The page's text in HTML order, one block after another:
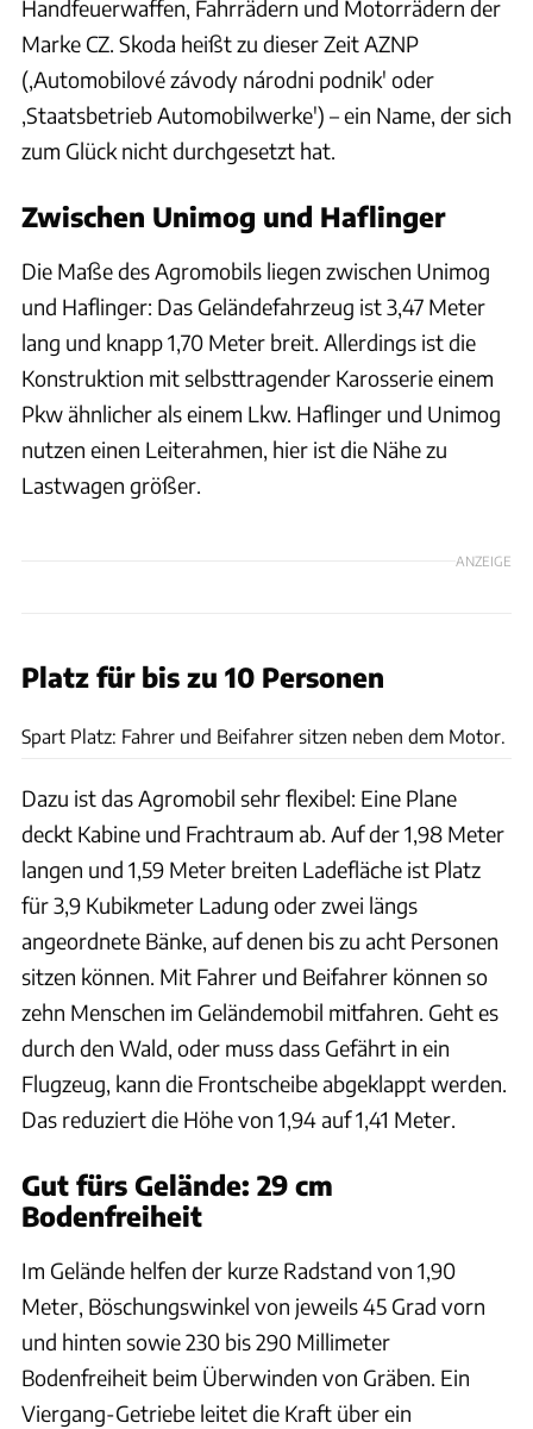
Handfeuerwaffen, Fahrrädern und Motorrädern der
Marke CZ. Skoda heißt zu dieser Zeit AZNP
(,Automobilové závody národni podnik' oder
,Staatsbetrieb Automobilwerke') – ein Name, der sich
zum Glück nicht durchgesetzt hat.
Zwischen Unimog und Haflinger
Die Maße des Agromobils liegen zwischen Unimog
und Haflinger: Das Geländefahrzeug ist 3,47 Meter
lang und knapp 1,70 Meter breit. Allerdings ist die
Konstruktion mit selbsttragender Karosserie einem
Pkw ähnlicher als einem Lkw. Haflinger und Unimog
nutzen einen Leiterahmen, hier ist die Nähe zu
Lastwagen größer.
ANZEIGE
Platz für bis zu 10 Personen
Spart Platz: Fahrer und Beifahrer sitzen neben dem Motor.
Dazu ist das Agromobil sehr flexibel: Eine Plane
deckt Kabine und Frachtraum ab. Auf der 1,98 Meter
langen und 1,59 Meter breiten Ladefläche ist Platz
für 3,9 Kubikmeter Ladung oder zwei längs
angeordnete Bänke, auf denen bis zu acht Personen
sitzen können. Mit Fahrer und Beifahrer können so
zehn Menschen im Geländemobil mitfahren. Geht es
durch den Wald, oder muss dass Gefährt in ein
Flugzeug, kann die Frontscheibe abgeklappt werden.
Das reduziert die Höhe von 1,94 auf 1,41 Meter.
Gut fürs Gelände: 29 cm
Bodenfreiheit
Im Gelände helfen der kurze Radstand von 1,90
Meter, Böschungswinkel von jeweils 45 Grad vorn
und hinten sowie 230 bis 290 Millimeter
Bodenfreiheit beim Überwinden von Gräben. Ein
Viergang-Getriebe leitet die Kraft über ein